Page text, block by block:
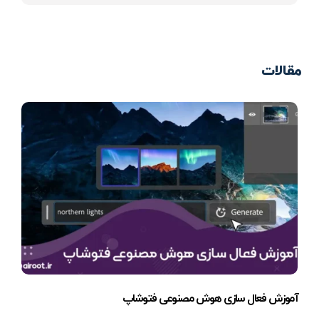
مقالات
آموزش فعال سازی هوش مصنوعی فتوشاپ